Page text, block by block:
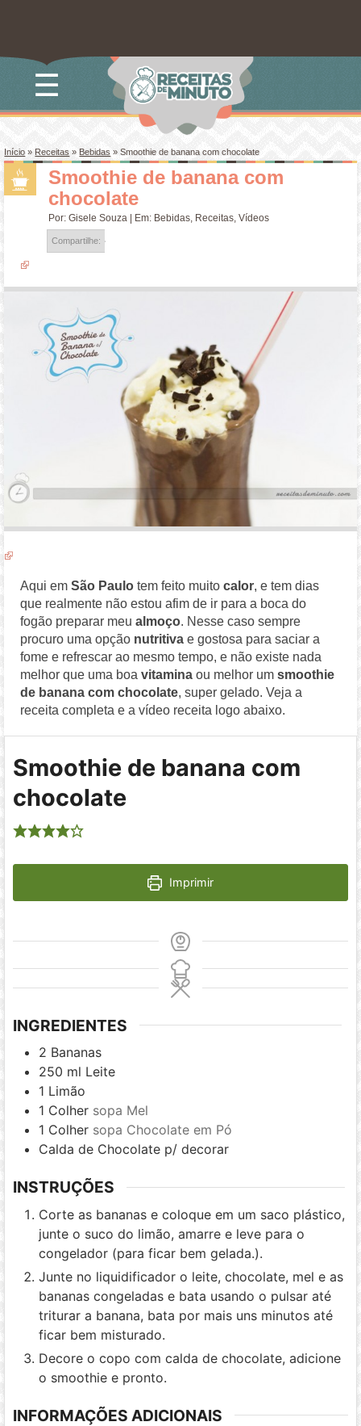
☰
Início»Receitas » Bebidas »Smoothie de banana com chocolate
Smoothie de banana com
chocolate
Por:Gisele Souza | Em: Bebidas, Receitas,Vídeos
Compartilhe:
Aqui emSão Paulo tem feito muitocalor, e tem dias
que realmente não estou afim de ir para a boca do
fogão preparar meu almoço. Nesse caso sempre
procuro uma opção nutritiva e gostosa para saciar a
fome e refrescar ao mesmo tempo, e não existe nada
melhor que uma boavitamina ou melhor umsmoothie
de banana com chocolate, super gelado. Veja a
receita completa e a vídeo receita logo abaixo.
Smoothie de banana com
chocolate
Imprimir
INGREDIENTES
2 Bananas
250 ml Leite
1 Limão
1 Colher sopa Mel
1 Colher sopa Chocolate em Pó
Calda de Chocolate p/ decorar
INSTRUÇÕES
Corte as bananas e coloque em um saco plástico,
junte o suco do limão, amarre e leve para o
congelador (para ficar bem gelada.).
Junte no liquidificador o leite, chocolate, mel e as
bananas congeladas e bata usando o pulsar até
triturar a banana, bata por mais uns minutos até
ficar bem misturado.
Decore o copo com calda de chocolate, adicione
o smoothie e pronto.
INFORMAÇÕES ADICIONAIS